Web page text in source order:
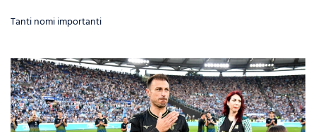
Tanti nomi importanti